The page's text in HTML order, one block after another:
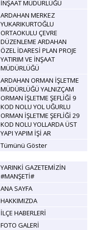
İNŞAAT MÜDÜRLÜĞÜ
ARDAHAN MERKEZ
YUKARIKURTOĞLU
ORTAOKULU ÇEVRE
DÜZENLEME ARDAHAN
ÖZEL İDARESİ PLAN PROJE
YATIRIM VE İNŞAAT
MÜDÜRLÜĞÜ
ARDAHAN ORMAN İŞLETME
MÜDÜRLÜĞÜ YALNIZÇAM
ORMAN İŞLETME ŞEFLİĞİ 9
KOD NOLU YOL UĞURLU
ORMAN İŞLETME ŞEFLİĞİ 29
KOD NOLU YOLLARDA ÜST
YAPI YAPIM İŞİ AR
Tümünü Göster
YARINKİ GAZETEMİZİN
#MANŞETİ#
ANA SAYFA
HAKKIMIZDA
İLÇE HABERLERİ
FOTO GALERİ